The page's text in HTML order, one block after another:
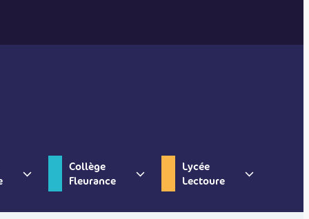
Collège
Fleurance
Lycée
Lectoure